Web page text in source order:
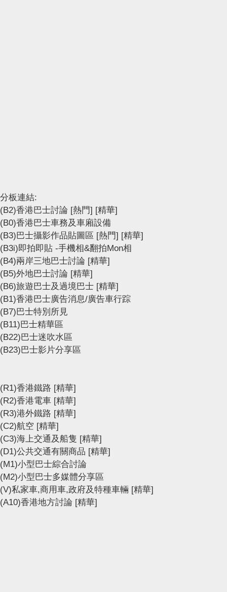
分板連結:
(B2)香港巴士討論 [熱門] [精華]
(B0)香港巴士車務及車廂設備
(B3)巴士攝影作品貼圖區 [熱門] [精華]
(B3i)即拍即貼 -手機相&翻拍Mon相
(B4)兩岸三地巴士討論 [精華]
(B5)外地巴士討論 [精華]
(B6)旅遊巴士及過境巴士 [精華]
(B1)香港巴士廣告消息/廣告車行踪
(B7)巴士特別所見
(B11)巴士精華區
(B22)巴士迷吹水區
(B23)巴士影片分享區
(R1)香港鐵路 [精華]
(R2)香港電車 [精華]
(R3)港外鐵路 [精華]
(C2)航空 [精華]
(C3)海上交通及船隻 [精華]
(D1)公共交通有關商品 [精華]
(M1)小型巴士綜合討論
(M2)小型巴士多媒體分享區
(V)私家車,商用車,政府及特種車輛 [精華]
(A10)香港地方討論 [精華]